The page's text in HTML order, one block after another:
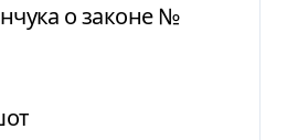
о законе №